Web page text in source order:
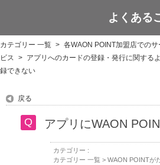
WAON POINT
よくある
カテゴリー 一覧 > 各WAON POINT加盟店での
ビス > アプリへのカードの登録・発行に関する
録できない
戻る
アプリにWAON
カテゴリー :
カテゴリー 一覧 > WAON POINTが